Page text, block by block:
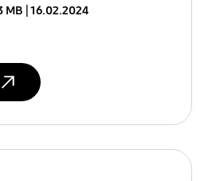
MB 16.02.2024